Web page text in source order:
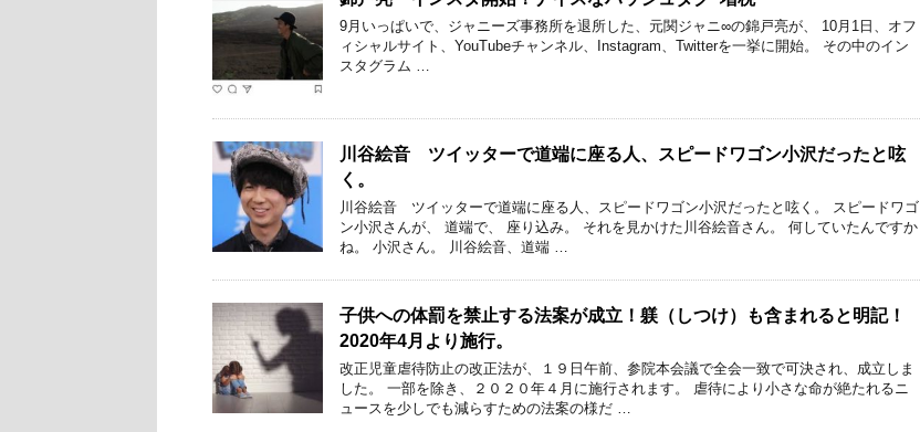
9月いっぱいで、ジャニーズ事務所を退所した、元関ジャニ∞の錦戸亮が、 10月1日、オフ
ィシャルサイト、YouTubeチャンネル、Instagram、Twitterを一挙に開始。 その中のイン
スタグラム …
川谷絵音 ツイッターで道端に座る人、スピードワゴン小沢だったと呟
く。
川谷絵音 ツイッターで道端に座る人、スピードワゴン小沢だったと呟く。 スピードワゴ
ン小沢さんが、 道端で、 座り込み。 それを見かけた川谷絵音さん。 何していたんですか
ね。 小沢さん。 川谷絵音、道端 …
子供への体罰を禁止する法案が成立！躾（しつけ）も含まれると明記！
2020年4月より施行。
改正児童虐待防止の改正法が、１９日午前、参院本会議で全会一致で可決され、成立しま
した。 一部を除き、２０２０年４月に施行されます。 虐待により小さな命が絶たれるニ
ュースを少しでも減らすための法案の様だ …